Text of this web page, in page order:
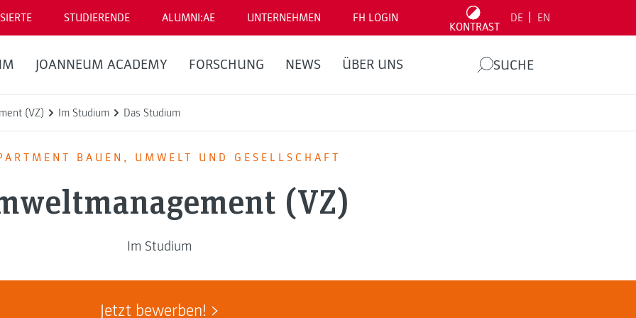
STUDIERENDE ALUMNI:AE UNTERNEHMEN FH LOGIN
KONTRAST
DE EN
JOANNEUM ACADEMY FORSCHUNG NEWS ÜBER UNS SUCHE
(VZ) Im Studium Das Studium
BAUEN, UMWELT UND GESELLSCHAFT
(VZ)
Im Studium
Jetzt bewerben!